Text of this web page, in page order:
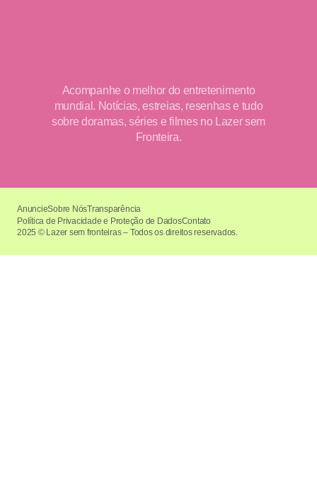
Acompanhe o melhor do entretenimento
mundial. Notícias, estreias, resenhas e tudo
sobre doramas, séries e filmes no Lazer sem
Fronteira.
2025 © Lazer sem fronteiras – Todos os direitos reservados.
AnuncieSobre NósTransparência
Política de Privacidade e Proteção de DadosContato